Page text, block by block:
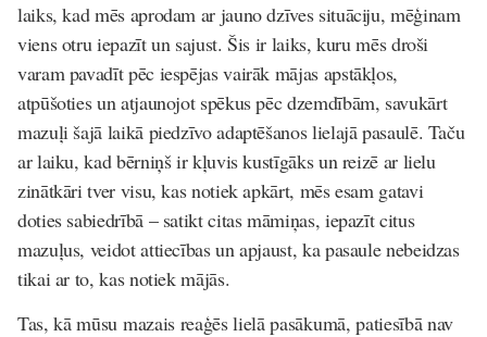
laiks, kad mēs aprodam ar jauno dzīves situāciju, mēģinam
viens otru iepazīt un sajust. Šis ir laiks, kuru mēs droši
varam pavadīt pēc iespējas vairāk mājas apstākļos,
atpūšoties un atjaunojot spēkus pēc dzemdībām, savukārt
mazuļi šajā laikā piedzīvo adaptēšanos lielajā pasaulē. Taču
ar laiku, kad bērniņš ir kļuvis kustīgāks un reizē ar lielu
zinātkāri tver visu, kas notiek apkārt, mēs esam gatavi
doties sabiedrībā – satikt citas māmiņas, iepazīt citus
mazuļus, veidot attiecības un apjaust, ka pasaule nebeidzas
tikai ar to, kas notiek mājās.
Tas, kā mūsu mazais reaģēs lielā pasākumā, patiesībā nav